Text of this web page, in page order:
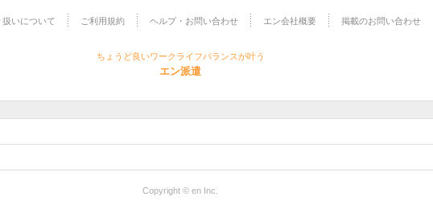
いについて ご利用規約 ヘルプ・お問い合わせ エン会社概要 掲載のお問い合わせ
ちょうど良いワークライフバランスが叶う
エン派遣
Copyright © en Inc.